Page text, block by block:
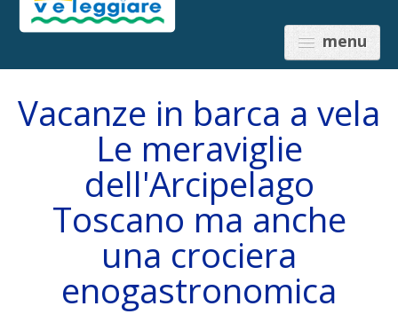
menu
PREZZI
LA BARCA
Vacanze in barca a vela
Le meraviglie
dell'Arcipelago
Toscano ma anche
una crociera
enogastronomica